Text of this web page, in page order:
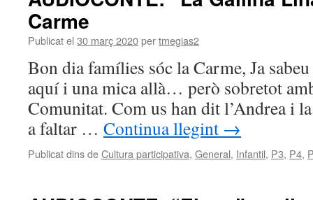
Carme
Publicat el 30 març 2020pertmegias2
Bon dia famílies sóc la Carme, Ja
aquí i una mica allà… però sobretot
Comunitat. Com us han dit l’Andrea i
a faltar … Continua llegint →
Publicat dins deCultura participativa, General, Infantil, P3, P4,